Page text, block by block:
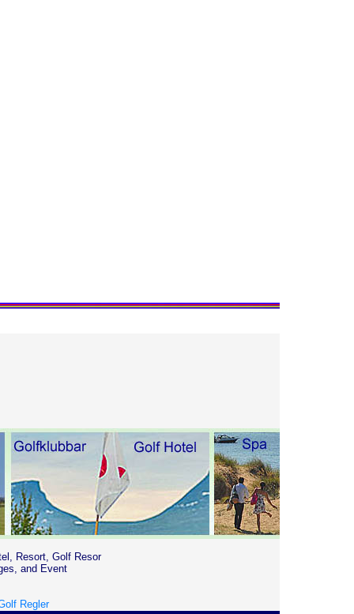
Resort, Golf Resor
and Event
Regler